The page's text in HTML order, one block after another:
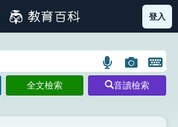
筆畫索引圖示 部首索引表圖示
登入
語
言
搜
圖
片
搜
開
鍵
圖
全文檢索 音讀檢索